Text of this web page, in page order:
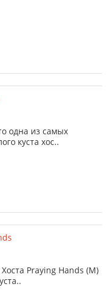
одна из самых
куста хос..
Praying Hands (M)